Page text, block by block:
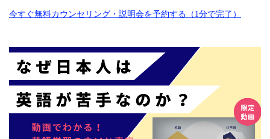
今すぐ無料カウンセリング・説明会を予約する（1分で完了）